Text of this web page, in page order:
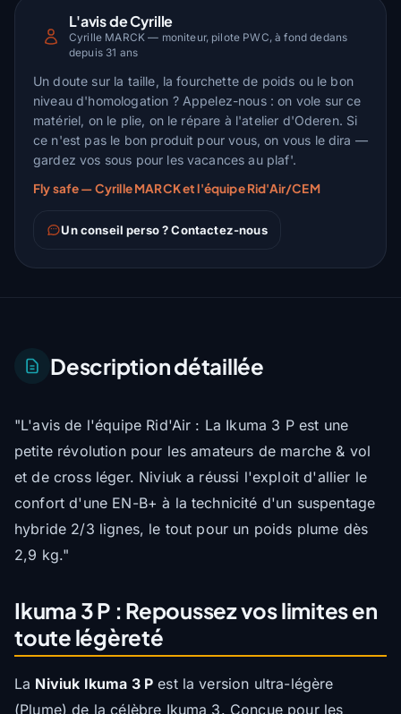
L'avis de Cyrille
Cyrille MARCK — moniteur, pilote PWC, à fond dedans
depuis 31 ans
Un doute sur la taille, la fourchette de poids ou le bon
niveau d'homologation ? Appelez-nous : on vole sur ce
matériel, on le plie, on le répare à l'atelier d'Oderen. Si
ce n'est pas le bon produit pour vous, on vous le dira —
gardez vos sous pour les vacances au plaf'.
Fly safe — Cyrille MARCK et l'équipe Rid'Air/CEM
Un conseil perso ? Contactez-nous
Description détaillée
"L'avis de l'équipe Rid'Air : La Ikuma 3 P est une
petite révolution pour les amateurs de marche & vol
et de cross léger. Niviuk a réussi l'exploit d'allier le
confort d'une EN-B+ à la technicité d'un suspentage
hybride 2/3 lignes, le tout pour un poids plume dès
2,9 kg."
Ikuma 3 P : Repoussez vos limites en
toute légèreté
La Niviuk Ikuma 3 P est la version ultra-légère
(Plume) de la célèbre Ikuma 3. Conçue pour les